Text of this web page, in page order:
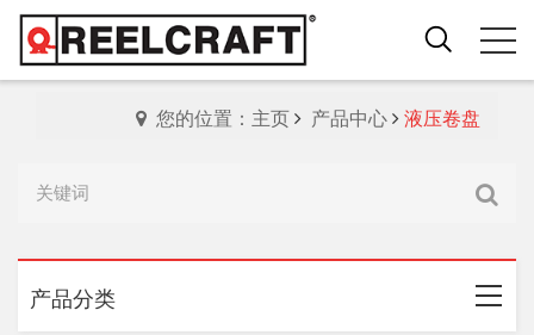
您的位置：主页 产品中心 液压卷盘
产品分类